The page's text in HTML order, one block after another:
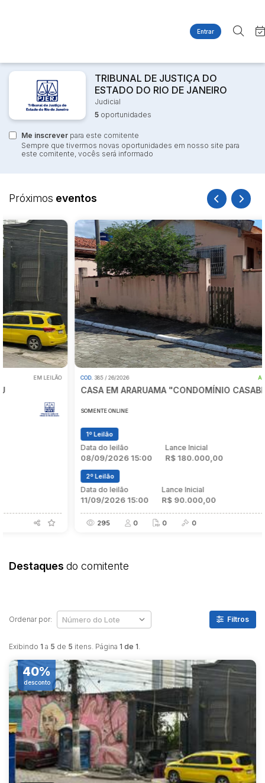
Entrar
Site
Agenda
Quem Somos
Busca por categoria
Imóveis
Terreno
Busca por palavra-chave
Categoria Subcategoria
Estados Cidade
Judiciais Extrajudiciais
Faixa de valor
R$ até R$
Pesquisar
Home
TRIBUNAL DE JUSTIÇA DO
ESTADO DO RIO DE JANEIRO
Judicial
5 oportunidades
Me inscrever para este comitente
Sempre que tivermos novas oportunidades em nosso site para
este comitente, vocês será informado
Próximos eventos
385 / 26/2026
CASA EM ARARUAMA "CONDOMÍNIO CASABLANCA"
SOMENTE ONLINE
08/09/2026 15:00
Lance Inicial
R$ 180.000,00
11/09/2026 15:00
Lance Inicial
R$ 90.000,00
295 0 0
Destaques do comitente
Exibindo 1 a 5 de 5 itens. Página 1 de 1.
Ordenar por: Filtros
40%
desconto